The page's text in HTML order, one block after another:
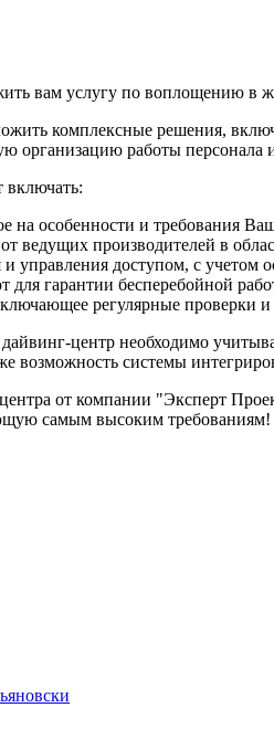
вам услугу по воплощению в
комплексные решения,
организацию работы персонала
включать:
на особенности и требования
ведущих производителей в
управления доступом, с учетом
для гарантии бесперебойной
регулярные проверки и
центр необходимо
возможность системы
от компании "Эксперт
самым высоким требованиям!